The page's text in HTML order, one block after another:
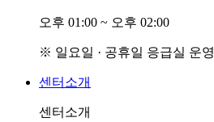
오후 01:00 ~ 오후 02:00
※ 일요일 · 공휴일 응급실 운영
센터소개
센터소개